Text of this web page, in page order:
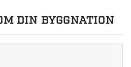
DIN BYGGNATION